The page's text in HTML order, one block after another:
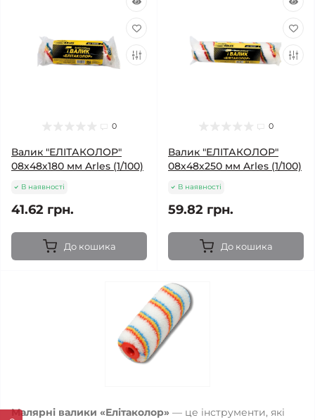
0
Валик "ЕЛІТАКОЛОР"
08х48х180 мм Arles (1/100)
В наявності
41.62 грн.
До кошика
0
Валик "ЕЛІТАКОЛОР"
08х48х250 мм Arles (1/100)
В наявності
59.82 грн.
До кошика
Малярні валики «Елітаколор» — це інструменти, які